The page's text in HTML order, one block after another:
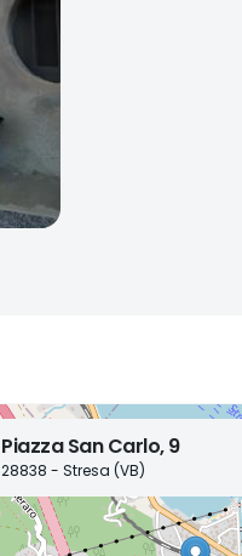
Piazza San Carlo, 9
28838 - Stresa (VB)